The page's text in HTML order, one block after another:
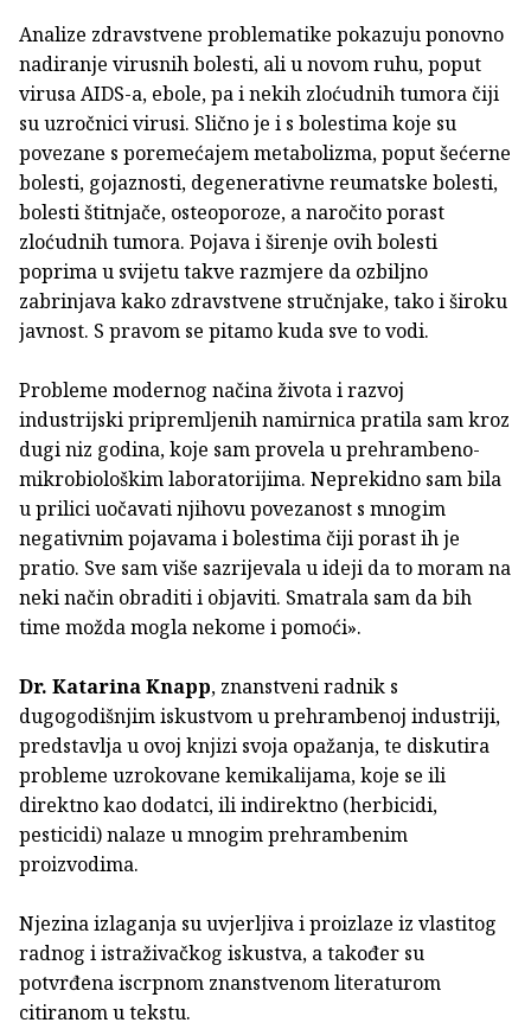
Analize zdravstvene problematike pokazuju ponovno
nadiranje virusnih bolesti, ali u novom ruhu, poput
virusa AIDS-a, ebole, pa i nekih zloćudnih tumora čiji
su uzročnici virusi. Slično je i s bolestima koje su
povezane s poremećajem metabolizma, poput šećerne
bolesti, gojaznosti, degenerativne reumatske bolesti,
bolesti štitnjače, osteoporoze, a naročito porast
zloćudnih tumora. Pojava i širenje ovih bolesti
poprima u svijetu takve razmjere da ozbiljno
zabrinjava kako zdravstvene stručnjake, tako i široku
javnost. S pravom se pitamo kuda sve to vodi.
Probleme modernog načina života i razvoj
industrijski pripremljenih namirnica pratila sam kroz
dugi niz godina, koje sam provela u prehrambeno-
mikrobiološkim laboratorijima. Neprekidno sam bila
u prilici uočavati njihovu povezanost s mnogim
negativnim pojavama i bolestima čiji porast ih je
pratio. Sve sam više sazrijevala u ideji da to moram na
neki način obraditi i objaviti. Smatrala sam da bih
time možda mogla nekome i pomoći».
Dr. Katarina Knapp, znanstveni radnik s
dugogodišnjim iskustvom u prehrambenoj industriji,
predstavlja u ovoj knjizi svoja opažanja, te diskutira
probleme uzrokovane kemikalijama, koje se ili
direktno kao dodatci, ili indirektno (herbicidi,
pesticidi) nalaze u mnogim prehrambenim
proizvodima.
Njezina izlaganja su uvjerljiva i proizlaze iz vlastitog
radnog i istraživačkog iskustva, a također su
potvrđena iscrpnom znanstvenom literaturom
citiranom u tekstu.